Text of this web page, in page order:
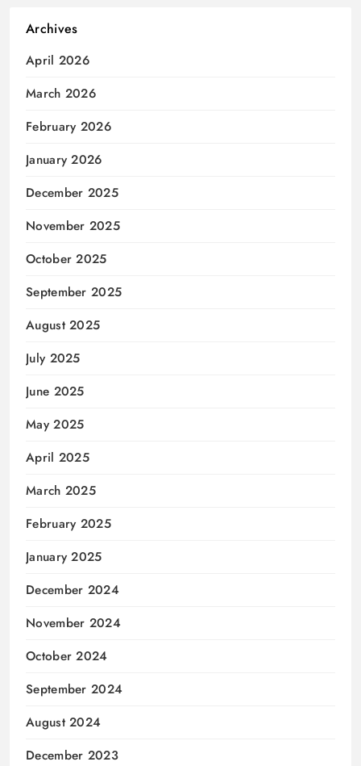
Archives
April 2026
March 2026
February 2026
January 2026
December 2025
November 2025
October 2025
September 2025
August 2025
July 2025
June 2025
May 2025
April 2025
March 2025
February 2025
January 2025
December 2024
November 2024
October 2024
September 2024
August 2024
December 2023